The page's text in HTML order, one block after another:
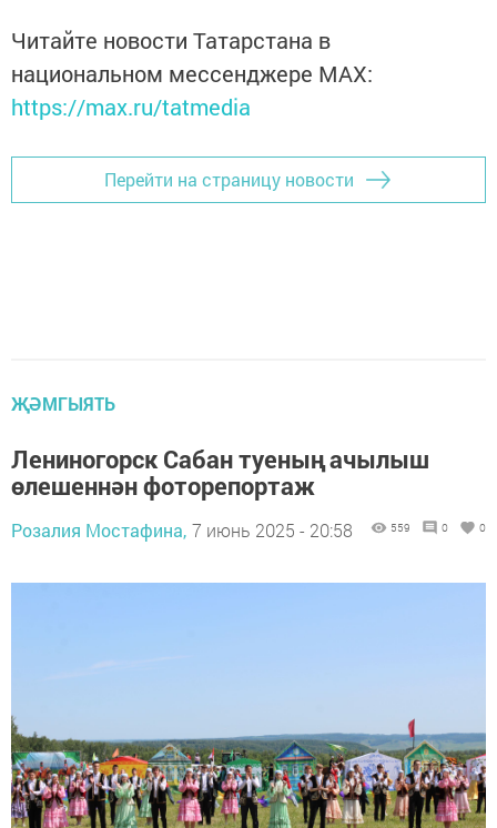
Читайте новости Татарстана в
национальном мессенджере MАХ:
https://max.ru/tatmedia
Перейти на страницу новости
ҖӘМГЫЯТЬ
Лениногорск Сабан туеның ачылыш
өлешеннән фоторепортаж
Розалия Мостафина, 7 июнь 2025 - 20:58 559 0 0